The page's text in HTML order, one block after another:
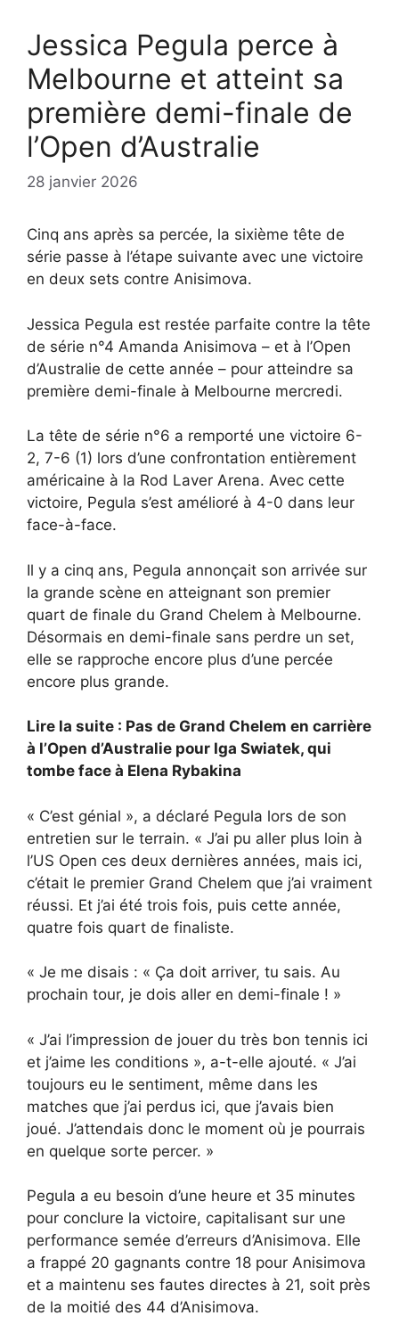
Jessica Pegula perce à
Melbourne et atteint sa
première demi-finale de
l’Open d’Australie
28 janvier 2026
Cinq ans après sa percée, la sixième tête de
série passe à l’étape suivante avec une victoire
en deux sets contre Anisimova.
Jessica Pegula est restée parfaite contre la tête
de série n°4 Amanda Anisimova – et à l’Open
d’Australie de cette année – pour atteindre sa
première demi-finale à Melbourne mercredi.
La tête de série n°6 a remporté une victoire 6-
2, 7-6 (1) lors d’une confrontation entièrement
américaine à la Rod Laver Arena. Avec cette
victoire, Pegula s’est amélioré à 4-0 dans leur
face-à-face.
Il y a cinq ans, Pegula annonçait son arrivée sur
la grande scène en atteignant son premier
quart de finale du Grand Chelem à Melbourne.
Désormais en demi-finale sans perdre un set,
elle se rapproche encore plus d’une percée
encore plus grande.
Lire la suite : Pas de Grand Chelem en carrière
à l’Open d’Australie pour Iga Swiatek, qui
tombe face à Elena Rybakina
« C’est génial », a déclaré Pegula lors de son
entretien sur le terrain. « J’ai pu aller plus loin à
l’US Open ces deux dernières années, mais ici,
c’était le premier Grand Chelem que j’ai vraiment
réussi. Et j’ai été trois fois, puis cette année,
quatre fois quart de finaliste.
« Je me disais : « Ça doit arriver, tu sais. Au
prochain tour, je dois aller en demi-finale ! »
« J’ai l’impression de jouer du très bon tennis ici
et j’aime les conditions », a-t-elle ajouté. « J’ai
toujours eu le sentiment, même dans les
matches que j’ai perdus ici, que j’avais bien
joué. J’attendais donc le moment où je pourrais
en quelque sorte percer. »
Pegula a eu besoin d’une heure et 35 minutes
pour conclure la victoire, capitalisant sur une
performance semée d’erreurs d’Anisimova. Elle
a frappé 20 gagnants contre 18 pour Anisimova
et a maintenu ses fautes directes à 21, soit près
de la moitié des 44 d’Anisimova.